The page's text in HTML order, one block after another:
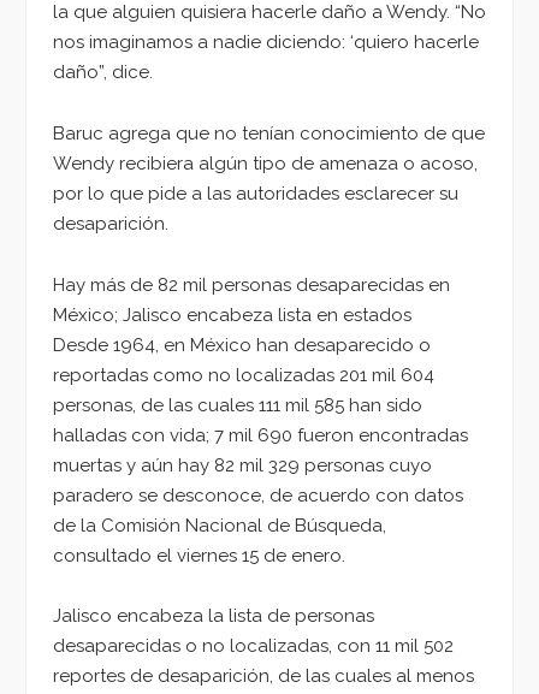
la que alguien quisiera hacerle daño a Wendy. “No
nos imaginamos a nadie diciendo: ‘quiero hacerle
daño”, dice.
Baruc agrega que no tenían conocimiento de que
Wendy recibiera algún tipo de amenaza o acoso,
por lo que pide a las autoridades esclarecer su
desaparición.
Hay más de 82 mil personas desaparecidas en
México; Jalisco encabeza lista en estados
Desde 1964, en México han desaparecido o
reportadas como no localizadas 201 mil 604
personas, de las cuales 111 mil 585 han sido
halladas con vida; 7 mil 690 fueron encontradas
muertas y aún hay 82 mil 329 personas cuyo
paradero se desconoce, de acuerdo con datos
de la Comisión Nacional de Búsqueda,
consultado el viernes 15 de enero.
Jalisco encabeza la lista de personas
desaparecidas o no localizadas, con 11 mil 502
reportes de desaparición, de las cuales al menos